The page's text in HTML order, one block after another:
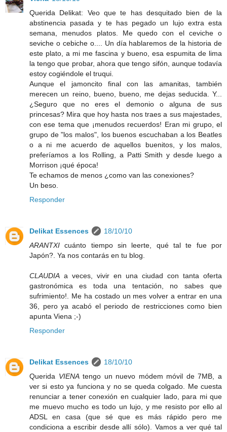
Querida Delikat: Veo que te has desquitado bien de la
abstinencia pasada y te has pegado un lujo extra esta
semana, menudos platos. Me quedo con el ceviche o
seviche o cebiche o.... Un día hablaremos de la historia de
este plato, a mi me fascina y bueno, esa espumita de lima
la tengo que probar, ahora que tengo sifón, aunque todavía
estoy cogiéndole el truqui.
Aunque el jamoncito final con las amanitas, también
merecen un reino, bueno, bueno, me dejas seducida. Y...
¿Seguro que no eres el demonio o alguna de sus
princesas? Mira que hoy hasta nos traes a sus majestades,
con ese tema que ¡menudos recuerdos! Eran mi grupo, el
grupo de "los malos", los buenos escuchaban a los Beatles
o a ni me acuerdo de aquellos buenitos, y los malos,
preferíamos a los Rolling, a Patti Smith y desde luego a
Morrison ¡qué época!
Te echamos de menos ¿como van las conexiones?
Un beso.
Responder
Delikat Essences
18/10/10
ARANTXI cuánto tiempo sin leerte, qué tal te fue por
Japón?. Ya nos contarás en tu blog.
CLAUDIA a veces, vivir en una ciudad con tanta oferta
gastronómica es toda una tentación, no sabes que
sufrimiento!. Me ha costado un mes volver a entrar en una
36, pero ya acabó el periodo de restricciones como bien
apunta Viena ;-)
Responder
Delikat Essences
18/10/10
Querida VIENAtengo un nuevo módem móvil de 7MB, a
ver si esto ya funciona y no se queda colgado. Me cuesta
renunciar a tener conexión en cualquier lado, para mi que
me muevo mucho es todo un lujo, y me resisto por ello al
ADSL en casa (que sé que es más rápido pero me
condiciona a escribir desde allí sólo). Vamos a ver qué tal